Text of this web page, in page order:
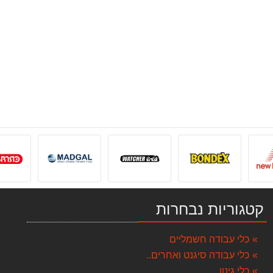
קטגוריות נבחרות
כלי עבודה חשמליים
כלי עבודה סיגנט ואחרים..
כלי גינון